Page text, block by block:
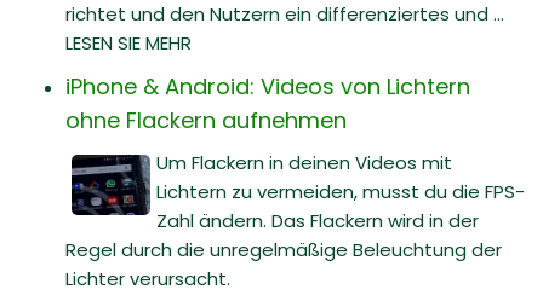
richtet und den Nutzern ein differenziertes und ...
LESEN SIE MEHR
iPhone & Android: Videos von Lichtern
ohne Flackern aufnehmen
Um Flackern in deinen Videos mit
Lichtern zu vermeiden, musst du die FPS-
Zahl ändern. Das Flackern wird in der
Regel durch die unregelmäßige Beleuchtung der
Lichter verursacht.